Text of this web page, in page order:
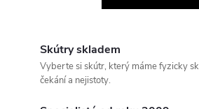
Skútry skladem
Vyberte si skútr, který máme fyzicky
čekání a nejistoty.